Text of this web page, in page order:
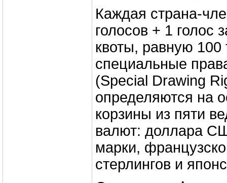
Каждая страна-
голосов + 1 голос
квоты, равную
специальные
(Special Drawing
определяются на
корзины из пяти
валют: доллара
марки,
стерлингов и